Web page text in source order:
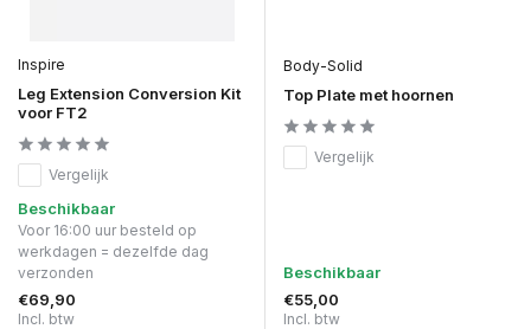
Inspire
Leg Extension Conversion Kit
voor FT2
Vergelijk
Beschikbaar
Voor 16:00 uur besteld op
werkdagen = dezelfde dag
verzonden
€69,90
Incl. btw
Body-Solid
Top Plate met hoornen
Vergelijk
Beschikbaar
€55,00
Incl. btw